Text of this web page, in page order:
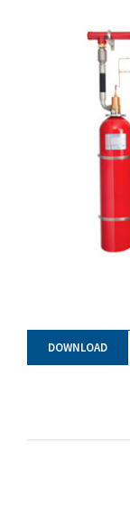
DOWNLOAD